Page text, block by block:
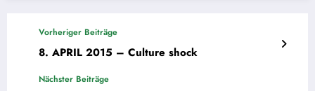
Vorheriger Beiträge
8. APRIL 2015 – Culture shock
Nächster Beiträge